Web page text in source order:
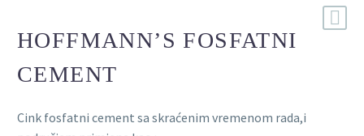
HOFFMANN’S FOSFATNI
CEMENT
Cink fosfatni cement sa skraćenim vremenom rada,i